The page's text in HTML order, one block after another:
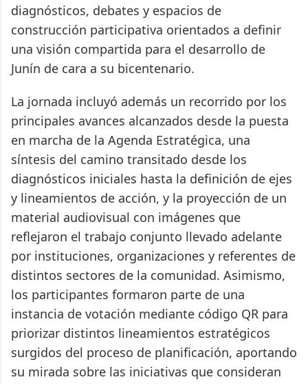
diagnósticos, debates y espacios de
construcción participativa orientados a definir
una visión compartida para el desarrollo de
Junín de cara a su bicentenario.
La jornada incluyó además un recorrido por los
principales avances alcanzados desde la puesta
en marcha de la Agenda Estratégica, una
síntesis del camino transitado desde los
diagnósticos iniciales hasta la definición de ejes
y lineamientos de acción, y la proyección de un
material audiovisual con imágenes que
reflejaron el trabajo conjunto llevado adelante
por instituciones, organizaciones y referentes de
distintos sectores de la comunidad. Asimismo,
los participantes formaron parte de una
instancia de votación mediante código QR para
priorizar distintos lineamientos estratégicos
surgidos del proceso de planificación, aportando
su mirada sobre las iniciativas que consideran